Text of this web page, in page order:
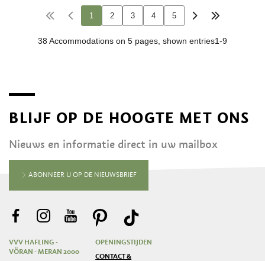
BLIJF OP DE HOOGTE MET ONS
Nieuws en informatie direct in uw mailbox
ABONNEER U OP DE NIEUWSBRIEF
VVV HAFLING -
VÖRAN - MERAN 2000
OPENINGSTIJDEN
CONTACT &